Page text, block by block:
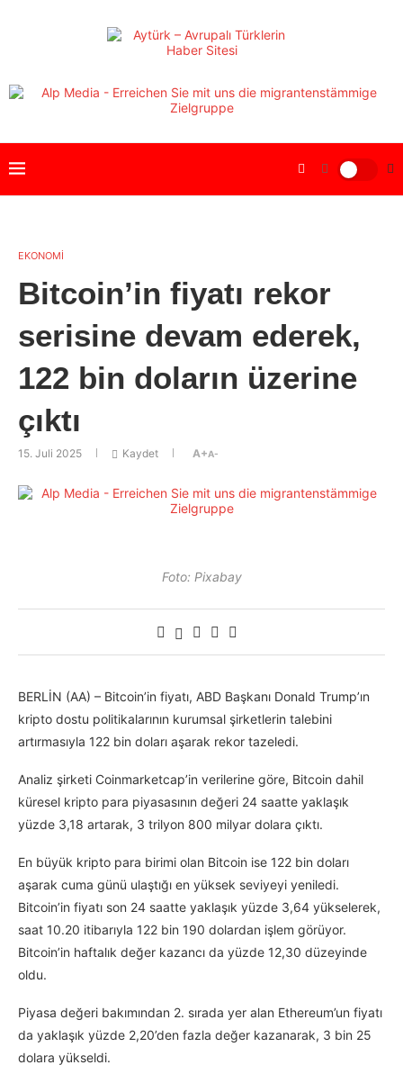
EKONOMİ
Bitcoin’in fiyatı rekor
serisine devam ederek,
122 bin doların üzerine
çıktı
15. Juli 2025 Kaydet A+A-
Foto: Pixabay
BERLİN (AA) – Bitcoin’in fiyatı, ABD Başkanı Donald Trump’ın
kripto dostu politikalarının kurumsal şirketlerin talebini
artırmasıyla 122 bin doları aşarak rekor tazeledi.
Analiz şirketi Coinmarketcap’in verilerine göre, Bitcoin dahil
küresel kripto para piyasasının değeri 24 saatte yaklaşık
yüzde 3,18 artarak, 3 trilyon 800 milyar dolara çıktı.
En büyük kripto para birimi olan Bitcoin ise 122 bin doları
aşarak cuma günü ulaştığı en yüksek seviyeyi yeniledi.
Bitcoin’in fiyatı son 24 saatte yaklaşık yüzde 3,64 yükselerek,
saat 10.20 itibarıyla 122 bin 190 dolardan işlem görüyor.
Bitcoin’in haftalık değer kazancı da yüzde 12,30 düzeyinde
oldu.
Piyasa değeri bakımından 2. sırada yer alan Ethereum’un fiyatı
da yaklaşık yüzde 2,20’den fazla değer kazanarak, 3 bin 25
dolara yükseldi.